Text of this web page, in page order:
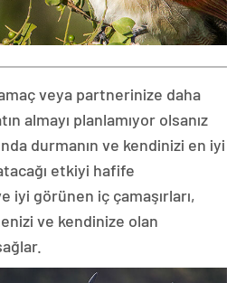
veya partnerinize daha
almayı planlamıyor olsanız
durmanın ve kendinizi en iyi
etkiyi hafife
iyi görünen iç çamaşırları,
ve kendinize olan